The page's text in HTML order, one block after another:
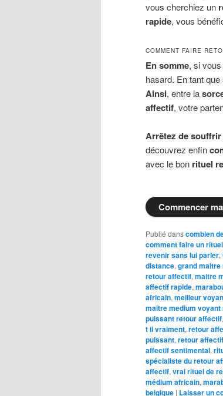
vous cherchiez un
rapide, vous
COMMENT FAIRE
En somme, si
hasard. En tant que
Ainsi, entre la
affectif, votre
Arrêtez de souffrir
découvrez enfin
avec le bon rituel
Commencer
Publié danscombien
comment faire un
revenir sans lui parler,
distance, grand maitre
retour affectif, maitre
affectif rapide,
africain, meilleur
maitre medium voyant
puissant retour affectif,
t il vraiment, retour
puissant, retour
affectif sentimental,
spécialiste du retour
affectif, vrai rituel de
médium africain,
belgique | Laisser un